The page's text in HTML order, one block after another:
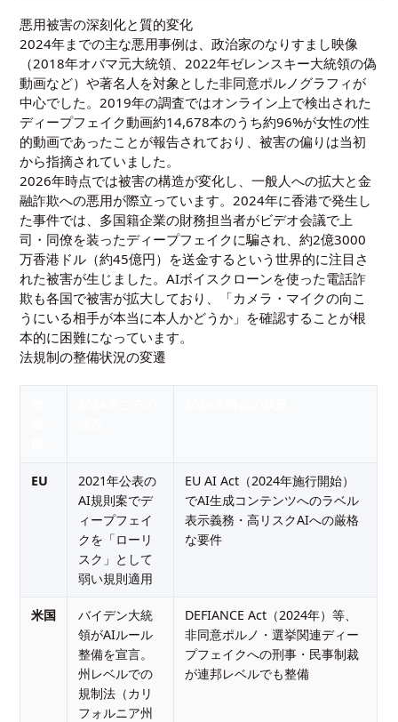
悪用被害の深刻化と質的変化
2024年までの主な悪用事例は、政治家のなりすまし映像
（2018年オバマ元大統領、2022年ゼレンスキー大統領の偽
動画など）や著名人を対象とした非同意ポルノグラフィが
中心でした。2019年の調査ではオンライン上で検出された
ディープフェイク動画約14,678本のうち約96%が女性の性
的動画であったことが報告されており、被害の偏りは当初
から指摘されていました。
2026年時点では被害の構造が変化し、一般人への拡大と金
融詐欺への悪用が際立っています。2024年に香港で発生し
た事件では、多国籍企業の財務担当者がビデオ会議で上
司・同僚を装ったディープフェイクに騙され、約2億3000
万香港ドル（約45億円）を送金するという世界的に注目さ
れた被害が生じました。AIボイスクローンを使った電話詐
欺も各国で被害が拡大しており、「カメラ・マイクの向こ
うにいる相手が本当に本人かどうか」を確認することが根
本的に困難になっています。
法規制の整備状況の変遷
EU
2021年公表の
AI規則案でデ
ィープフェイ
クを「ローリ
スク」として
弱い規則適用
EU AI Act（2024年施行開始）
でAI生成コンテンツへのラベル
表示義務・高リスクAIへの厳格
な要件
米国
バイデン大統
領がAIルール
整備を宣言。
州レベルでの
規制法（カリ
フォルニア州
DEFIANCE Act（2024年）等、
非同意ポルノ・選挙関連ディー
プフェイクへの刑事・民事制裁
が連邦レベルでも整備